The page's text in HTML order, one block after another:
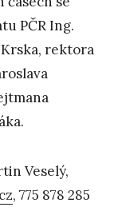
PČR Ing.
rektora
Veselý,
, 775 878 285